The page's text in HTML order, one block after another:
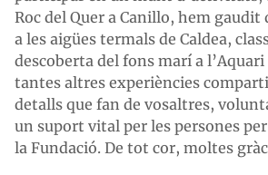
Roc del Quer a Canillo, hem
a les aigües termals de Caldea,
descoberta del fons marí a
tantes altres experiències
detalls que fan de vosaltres,
un suport vital per les persones
la Fundació. De tot cor, moltes